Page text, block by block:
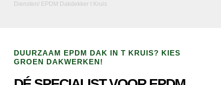
Diensten/ EPDM Dakdekker t Kruis
DUURZAAM EPDM DAK IN T KRUIS? KIES
GROEN DAKWERKEN!